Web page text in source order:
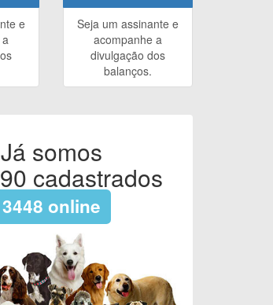
e
Seja um assinante e
acompanhe a
divulgação dos
balanços.
Já somos
cadastrados
3448 online